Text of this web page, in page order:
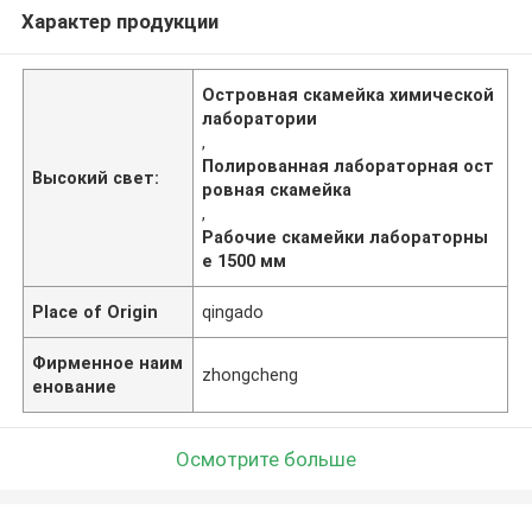
Характер продукции
Высокий свет:
Островная скамейка химической
лаборатории
,
Полированная лабораторная ост
ровная скамейка
,
Рабочие скамейки лабораторны
е 1500 мм
Place of Origin qingado
Фирменное наим
енование
zhongcheng
Осмотрите больше